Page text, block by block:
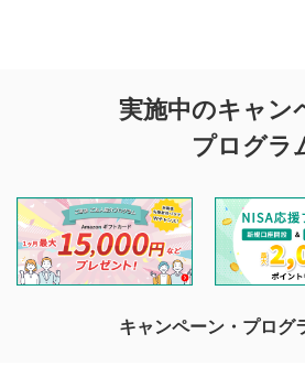
投稿に関する
を目的として、各動画コンテンツに、
投稿ができます。利用者は以下の注意
閲覧および投稿を行うものとしてくだ
他の利用者が動画を視聴される際の参
待ちしております。
なお、投稿をもって、本注意事項に同
実施中のキャン
プログラ
キャンペーン・プログ